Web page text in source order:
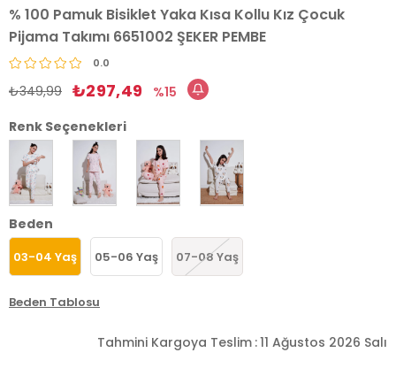
% 100 Pamuk Bisiklet Yaka Kısa Kollu Kız Çocuk
Pijama Takımı 6651002 ŞEKER PEMBE
0.0
₺349,99 ₺297,49
15
Renk Seçenekleri
Beden
03-04 Yaş 05-06 Yaş 07-08 Yaş
Beden Tablosu
Tahmini Kargoya Teslim :11 Ağustos 2026 Salı